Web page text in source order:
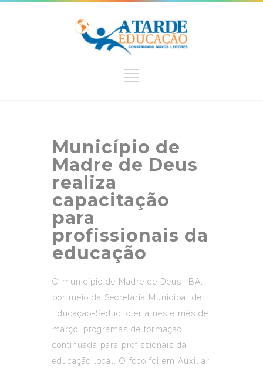
Município de
Madre de Deus
realiza
capacitação
para
profissionais da
educação
O município de Madre de Deus -BA,
por meio da Secretaria Municipal de
Educação-Seduc, oferta neste mês de
março, programas de formação
continuada para profissionais da
educação local. O foco foi em Auxiliar